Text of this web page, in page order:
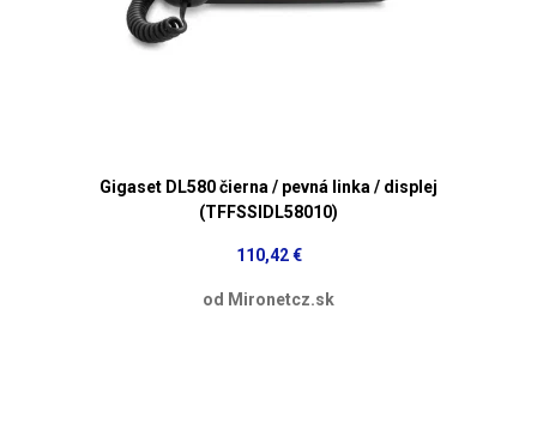
Gigaset DL580 čierna / pevná linka / displej
(TFFSSIDL58010)
110,42 €
od Mironetcz.sk